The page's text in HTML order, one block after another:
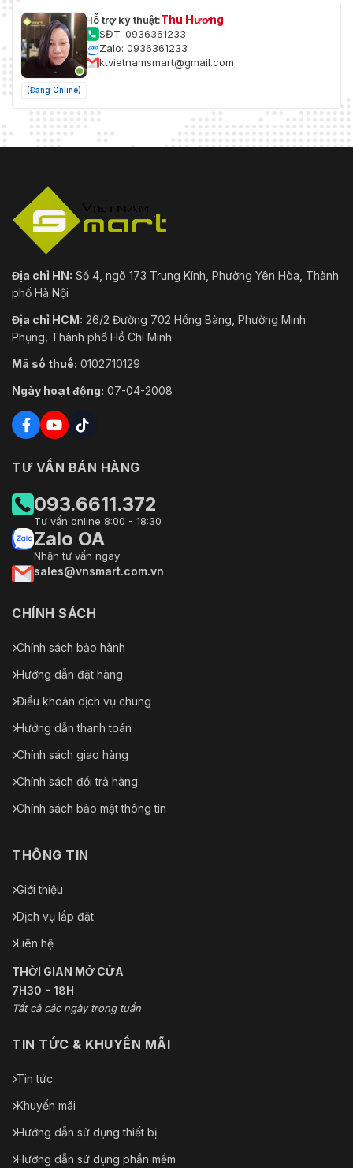
(Đang Online)
Hỗ trợ kỹ thuật:Thu Hương
SĐT: 0936361233
Zalo: 0936361233
ktvietnamsmart@gmail.com
Địa chỉ HN: Số 4, ngõ 173 Trung Kính, Phường Yên Hòa, Thành
phố Hà Nội
Địa chỉ HCM: 26/2 Đường 702 Hồng Bàng, Phường Minh
Phụng, Thành phố Hồ Chí Minh
Mã số thuế: 0102710129
Ngày hoạt động: 07-04-2008
TƯ VẤN BÁN HÀNG
093.6611.372
Tư vấn online 8:00 - 18:30
Zalo OA
Nhận tư vấn ngay
sales@vnsmart.com.vn
CHÍNH SÁCH
Chính sách bảo hành
Hướng dẫn đặt hàng
Điều khoản dịch vụ chung
Hướng dẫn thanh toán
Chính sách giao hàng
Chính sách đổi trả hàng
Chính sách bảo mật thông tin
THÔNG TIN
Giới thiệu
Dịch vụ lắp đặt
Liên hệ
THỜI GIAN MỞ CỬA
7H30 - 18H
Tất cả các ngày trong tuần
TIN TỨC & KHUYẾN MÃI
Tin tức
Khuyến mãi
Hướng dẫn sử dụng thiết bị
Hướng dẫn sử dụng phần mềm